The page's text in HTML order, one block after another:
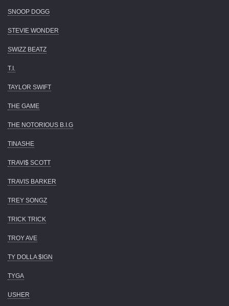
SNOOP DOGG
STEVIE WONDER
SWIZZ BEATZ
T.I.
TAYLOR SWIFT
THE GAME
THE NOTORIOUS B.I.G
TINASHE
TRAVI$ SCOTT
TRAVIS BARKER
TREY SONGZ
TRICK TRICK
TROY AVE
TY DOLLA $IGN
TYGA
USHER